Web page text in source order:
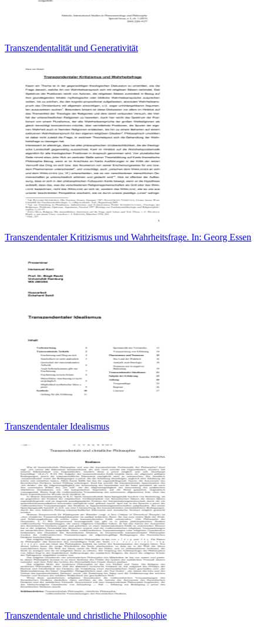
Transzendentalität und Generativität
Transzendentaler Kritizismus und Wahrheitsfrage. In: Georg Essen
Transzendentaler Idealismus
Transzendentale und christliche Philosophie